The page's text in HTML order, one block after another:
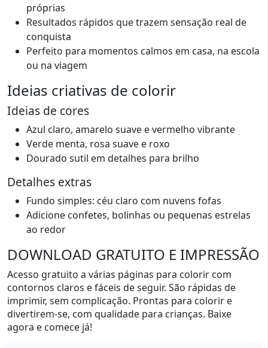
próprias
Resultados rápidos que trazem sensação real de
conquista
Perfeito para momentos calmos em casa, na escola
ou na viagem
Ideias criativas de colorir
Ideias de cores
Azul claro, amarelo suave e vermelho vibrante
Verde menta, rosa suave e roxo
Dourado sutil em detalhes para brilho
Detalhes extras
Fundo simples: céu claro com nuvens fofas
Adicione confetes, bolinhas ou pequenas estrelas
ao redor
DOWNLOAD GRATUITO E IMPRESSÃO
Acesso gratuito a várias páginas para colorir com
contornos claros e fáceis de seguir. São rápidas de
imprimir, sem complicação. Prontas para colorir e
divertirem-se, com qualidade para crianças. Baixe
agora e comece já!